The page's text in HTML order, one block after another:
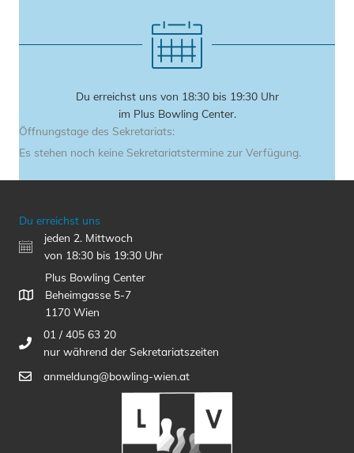
Du erreichst uns von 18:30 bis 19:30 Uhr
im Plus Bowling Center.
Öffnungstage des Sekretariats:
Es stehen noch keine Sekretariatstermine zur Verfügung.
Du erreichst uns
jeden 2. Mittwoch
von 18:30 bis 19:30 Uhr
Plus Bowling Center
Beheimgasse 5-7
1170 Wien
01 / 405 63 20
nur während der Sekretariatszeiten
anmeldung@bowling-wien.at